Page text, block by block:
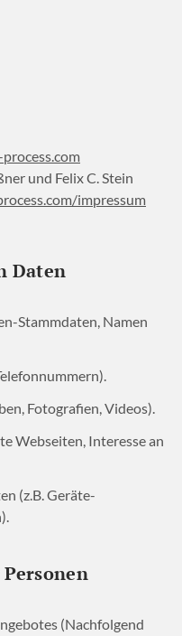
und Felix C. Stein
impressum
Daten
Stammdaten, Namen
Fotografien, Videos).
Webseiten, Interesse an
(z.B. Geräte-
(Nachfolgend